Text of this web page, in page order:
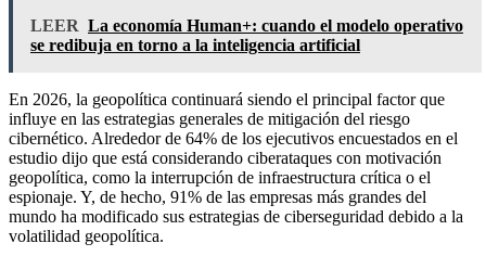
LEER La economía Human+: cuando el modelo operativo
se redibuja en torno a la inteligencia artificial
En 2026, la geopolítica continuará siendo el principal factor que
influye en las estrategias generales de mitigación del riesgo
cibernético. Alrededor de 64% de los ejecutivos encuestados en el
estudio dijo que está considerando ciberataques con motivación
geopolítica, como la interrupción de infraestructura crítica o el
espionaje. Y, de hecho, 91% de las empresas más grandes del
mundo ha modificado sus estrategias de ciberseguridad debido a la
volatilidad geopolítica.